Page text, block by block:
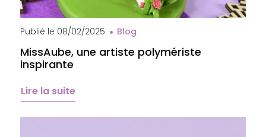
Publié le 08/02/2025 Blog
MissAube, une artiste polymériste
inspirante
Lire la suite